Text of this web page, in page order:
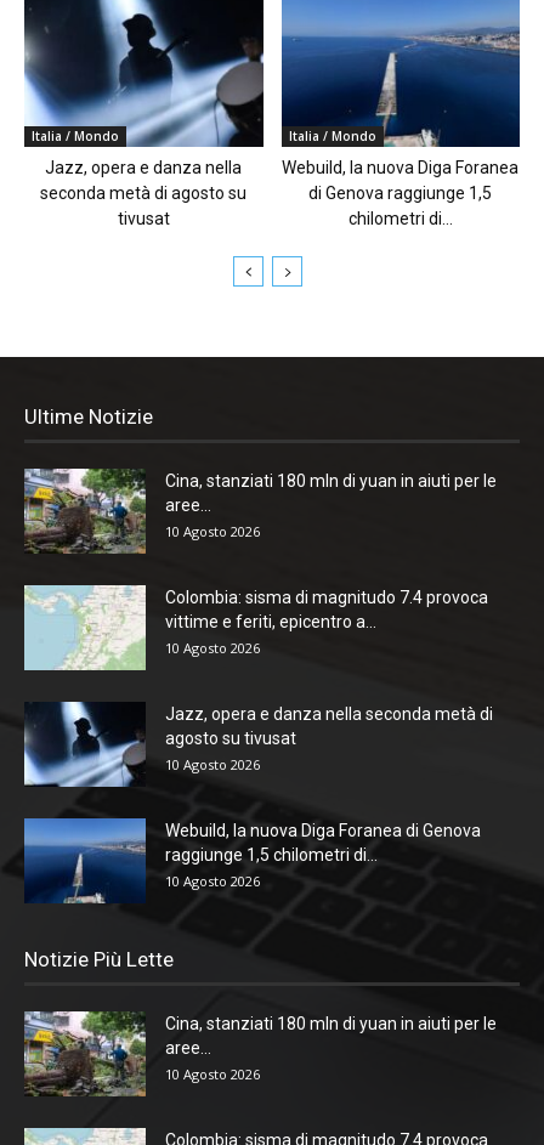
Italia / Mondo
Jazz, opera e danza nella
seconda metà di agosto su
tivusat
Italia / Mondo
Webuild, la nuova Diga Foranea
di Genova raggiunge 1,5
chilometri di...
Ultime Notizie
Cina, stanziati 180 mln di yuan in aiuti per le
aree...
10 Agosto 2026
Colombia: sisma di magnitudo 7.4 provoca
vittime e feriti, epicentro a...
10 Agosto 2026
Jazz, opera e danza nella seconda metà di
agosto su tivusat
10 Agosto 2026
Webuild, la nuova Diga Foranea di Genova
raggiunge 1,5 chilometri di...
10 Agosto 2026
Notizie Più Lette
Cina, stanziati 180 mln di yuan in aiuti per le
aree...
10 Agosto 2026
Colombia: sisma di magnitudo 7.4 provoca